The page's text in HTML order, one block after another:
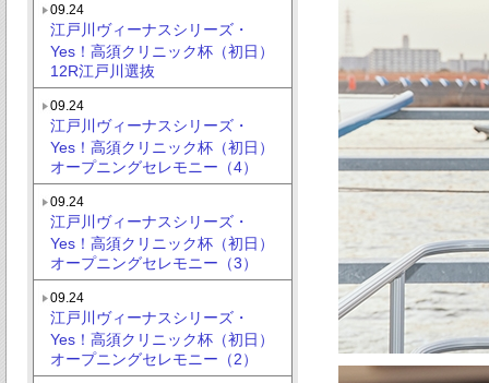
09.24
江戸川ヴィーナスシリーズ・
Yes！高須クリニック杯（初日）
12R江戸川選抜
09.24
江戸川ヴィーナスシリーズ・
Yes！高須クリニック杯（初日）
オープニングセレモニー（4）
09.24
江戸川ヴィーナスシリーズ・
Yes！高須クリニック杯（初日）
オープニングセレモニー（3）
09.24
江戸川ヴィーナスシリーズ・
Yes！高須クリニック杯（初日）
オープニングセレモニー（2）